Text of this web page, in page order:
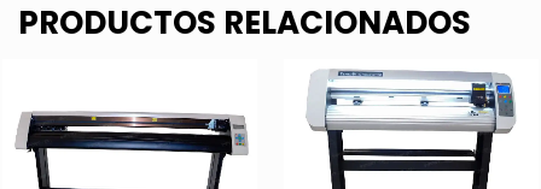
PRODUCTOS RELACIONADOS